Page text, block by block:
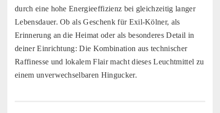
durch eine hohe Energieeffizienz bei gleichzeitig langer
Lebensdauer. Ob als Geschenk für Exil-Kölner, als
Erinnerung an die Heimat oder als besonderes Detail in
deiner Einrichtung: Die Kombination aus technischer
Raffinesse und lokalem Flair macht dieses Leuchtmittel zu
einem unverwechselbaren Hingucker.